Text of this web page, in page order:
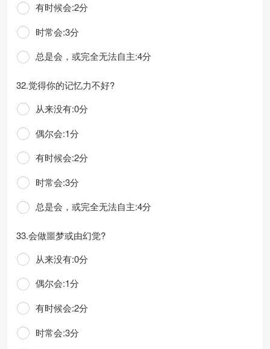
有时候会:2分
时常会:3分
总是会，或完全无法自主:4分
32.觉得你的记忆力不好?
从来没有:0分
偶尔会:1分
有时候会:2分
时常会:3分
总是会，或完全无法自主:4分
33.会做噩梦或由幻觉?
从来没有:0分
偶尔会:1分
有时候会:2分
时常会:3分